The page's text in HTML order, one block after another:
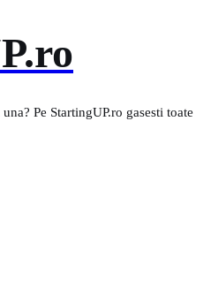
Pe StartingUP.ro gasesti toate